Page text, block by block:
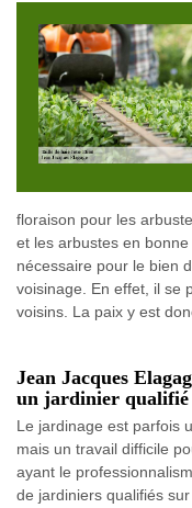
floraison pour les
et les arbustes en
nécessaire pour le bien
voisinage. En effet, il se
voisins. La paix y est
Jean Jacques
un jardinier qualifié
Le jardinage est parfois
mais un travail difficile
ayant le
de jardiniers qualifiés